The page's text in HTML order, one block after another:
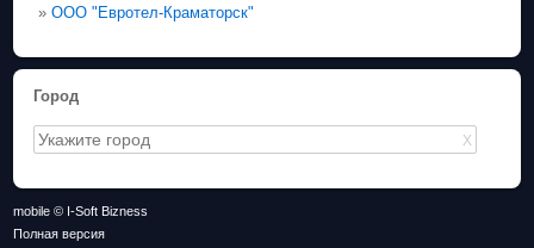
»ООО "Евротел-Краматорск"
Город
X
mobile © I-Soft Bizness
Полная версия